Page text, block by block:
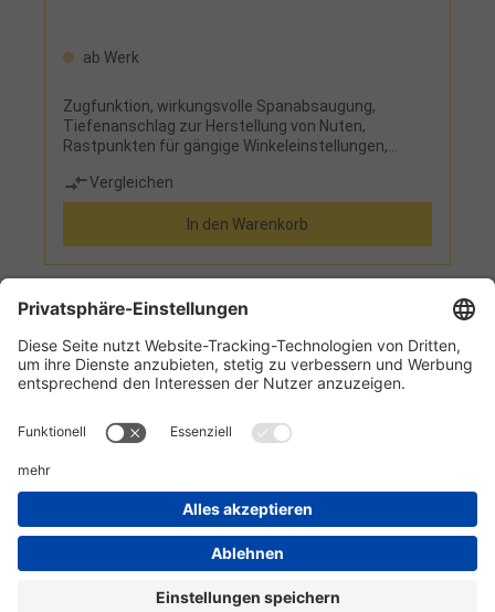
ab Werk
Zugfunktion, wirkungsvolle Spanabsaugung,
Tiefenanschlag zur Herstellung von Nuten,
Rastpunkten für gängige Winkeleinstellungen,
Drehtellereinstellung links/rechts 47°,
Sägeblattneigung links 47°/rechts 2°,
Zuschnittlaser, LED-ArbeitslichtLieferumfang:HM-
Kreissägeblatt 48 Zähne, 2 integrierte
Tischverbreiterungen, Ablänganschlag,
Kabelaufwicklung, Spänefangsack
Vergleichen
In den Warenkorb
1 2
Informationen
Kundenservice